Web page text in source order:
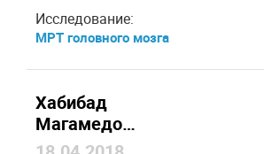
Исследование:
МРТ головного мозга
Хабибад
Магамедовна